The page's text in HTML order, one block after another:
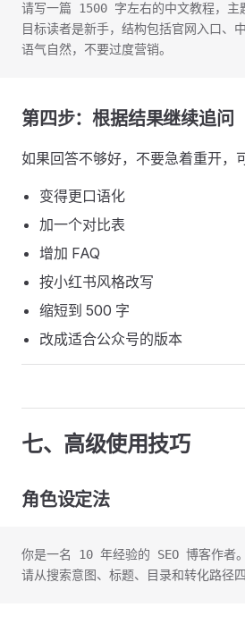
请写一篇 1500 字左右的中文教程，
目标读者是新手，结构包括官网入口、
语气自然，不要过度营销。
第四步：根据结果继续追问
如果回答不够好，不要急着重开，
变得更口语化
加一个对比表
增加 FAQ
按小红书风格改写
缩短到 500 字
改成适合公众号的版本
七、高级使用技巧
角色设定法
你是一名 10 年经验的 SEO 博客作者。
请从搜索意图、标题、目录和转化路径